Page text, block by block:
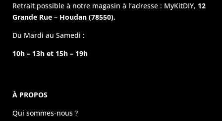
Retrait possible à notre magasin à l’adresse : MyKitDIY, 12
Grande Rue – Houdan (78550).
Du Mardi au Samedi :
10h – 13h et 15h – 19h
À PROPOS
Qui sommes-nous ?